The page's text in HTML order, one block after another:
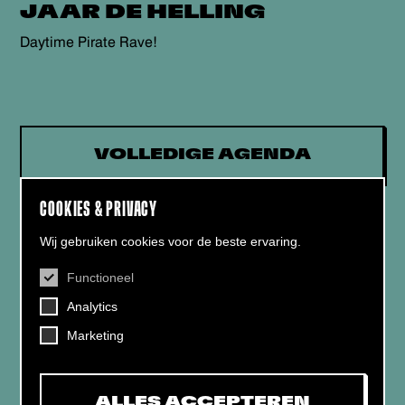
COOKIES & PRIVACY
Wij gebruiken cookies voor de beste ervaring.
Functioneel
Analytics
Marketing
JAAR DE HELLING
Daytime Pirate Rave!
VOLLEDIGE AGENDA
CONTACT
Helling 7, 3523 CB Utrecht